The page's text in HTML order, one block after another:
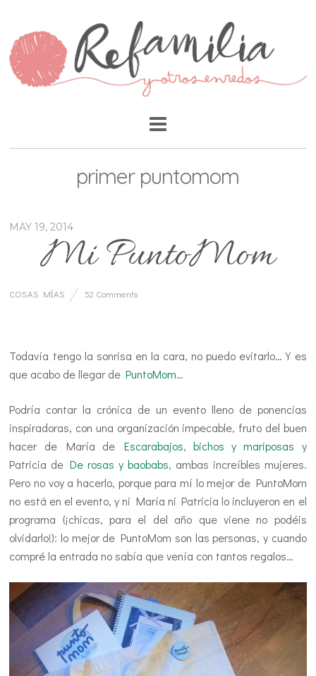
primer puntomom
MAY 19, 2014
Mi PuntoMom
COSAS MÍAS 52 Comments
Todavía tengo la sonrisa en la cara, no puedo evitarlo… Y es
que acabo de llegar dePuntoMom…
Podría contar la crónica de un evento lleno de ponencias
inspiradoras, con una organización impecable, fruto del buen
hacer de María de Escarabajos, bichos y mariposas y
Patricia deDe rosas y baobabs, ambas increíbles mujeres.
Pero no voy a hacerlo, porque para mí lo mejor de PuntoMom
no está en el evento, y ni María ni Patricia lo incluyeron en el
programa (¡chicas, para el del año que viene no podéis
olvidarlo!): lo mejor de PuntoMom son las personas, y cuando
compré la entrada no sabía que venía con tantos regalos…